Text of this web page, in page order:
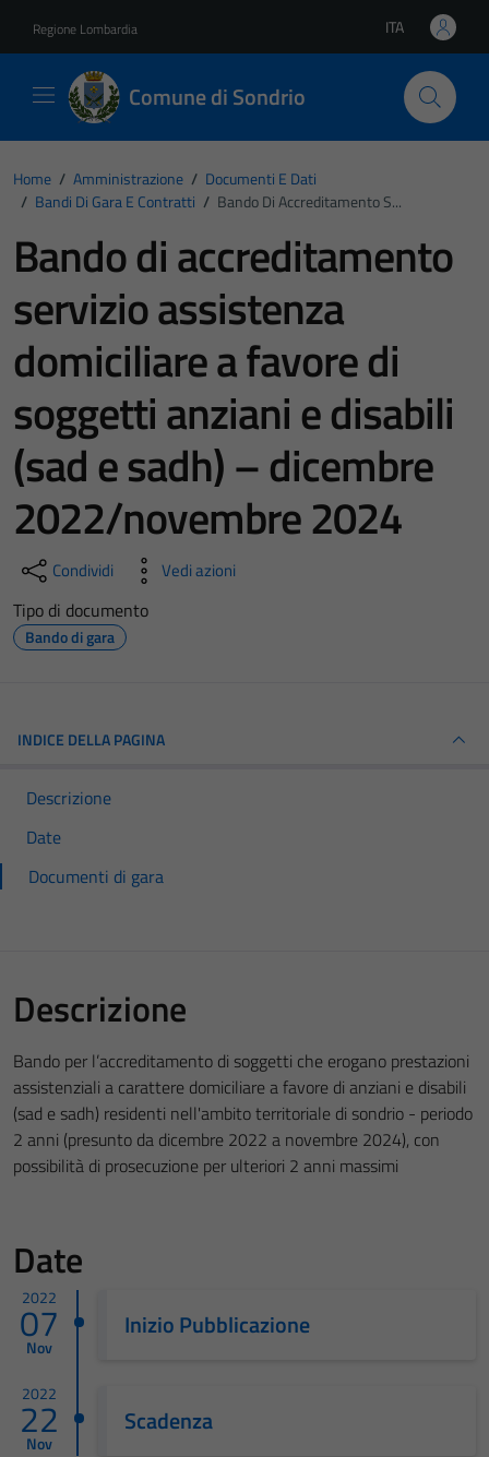
Regione Lombardia Lingua attiva:
ITA
Comune di Sondrio
Home / Amministrazione / Documenti E Dati
/ Bandi Di Gara E Contratti / Bando Di Accreditamento S...
Bando di accreditamento
servizio assistenza
domiciliare a favore di
soggetti anziani e disabili
(sad e sadh) – dicembre
2022/novembre 2024
Condividi Vedi azioni
Tipo di documento
Bando di gara
INDICE DELLA PAGINA
Descrizione
Date
Documenti di gara
Descrizione
Bando per l’accreditamento di soggetti che erogano prestazioni
assistenziali a carattere domiciliare a favore di anziani e disabili
(sad e sadh) residenti nell'ambito territoriale di sondrio - periodo
2 anni (presunto da dicembre 2022 a novembre 2024), con
possibilità di prosecuzione per ulteriori 2 anni massimi
Date
2022
07
Nov
Inizio Pubblicazione
2022
22
Nov
Scadenza